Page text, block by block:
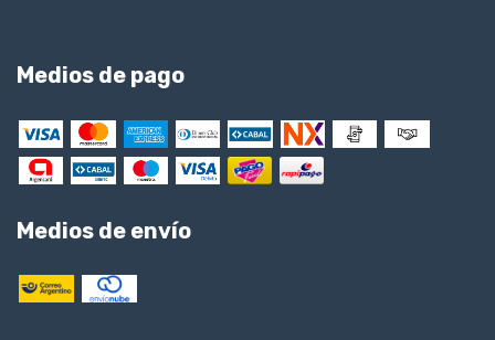
Medios de pago
Medios de envío